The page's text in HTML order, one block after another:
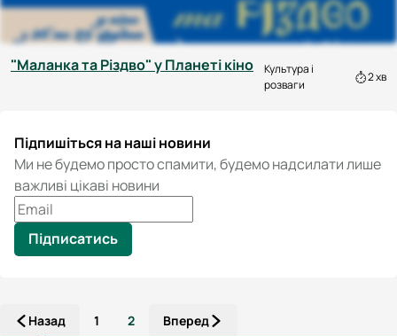
"Маланка та Різдво" у Планеті кіно
Культура і
розваги
2 хв
Підпишіться на наші новини
Ми не будемо просто спамити, будемо надсилати лише
важливі цікаві новини
Підписатись
Назад 1 2 Вперед